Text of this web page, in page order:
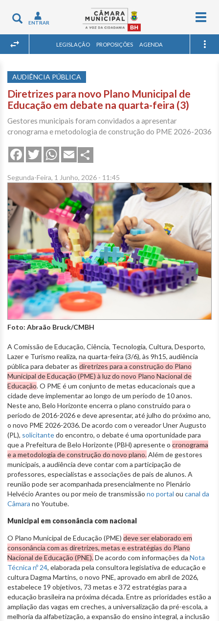
Toggle
navigation
ENTRAR
LEGISLAÇÃO PROPOSIÇÕES AGENDA
AUDIÊNCIA PÚBLICA
Diretrizes para novo Plano Municipal de
Educação em debate na quarta-feira (3)
Gestores municipais foram convidados a apresentar
cronograma e metodologia de construção do PME 2026-2036
FacebookTwitterWhatsApp
Email
Segunda-Feira, 1 Junho, 2026 - 11:45
Foto: Abraão Bruck/CMBH
A Comissão de Educação, Ciência, Tecnologia, Cultura, Desporto,
Lazer e Turismo realiza, na quarta-feira (3/6), às 9h15, audiência
pública para debater as diretrizes para a construção do Plano
Municipal de Educação (PME) à luz do novo Plano Nacional de
Educação. O PME é um conjunto de metas educacionais que a
cidade deve implementar ao longo de um período de 10 anos.
Neste ano, Belo Horizonte encerra o plano construído para o
período de 2016-2026 e deve apresentar, até julho do próximo ano,
o novo PME 2026-2036. De acordo com o vereador Uner Augusto
(PL), solicitantedo encontro, o debate é uma oportunidade para
que a Prefeitura de Belo Horizonte (PBH) apresente o cronograma
e a metodologia de construção do novo plano.Além de gestores
municipais, a audiência deve contar com a participação de
professores, especialistas e associações de pais de alunos. A
reunião pode ser acompanhada presencialmente no Plenário
Helvécio Arantes ou por meio de transmissão no portal ou canal da
Câmara no Youtube.
Municipal em consonância com nacional
O Plano Municipal de Educação (PME) deve ser elaborado em
consonância com as diretrizes, metas e estratégias do Plano
Nacional de Educação (PNE).De acordo com informações da Nota
Técnica nº 24, elaborada pela consultora legislativa de educação e
cultura Dagma Martins, o novo PNE, aprovado em abril de 2026,
estabelece 19 objetivos, 73 metas e 372 estratégias para a
educação brasileira na próxima década. Entre as prioridades estão a
ampliação das vagas em creches, a universalização da pré-escola, a
melhoria da alfabetização, a expansão do ensino integral, a inclusão